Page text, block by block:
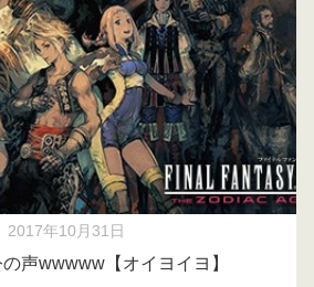
2017年10月31日
声wwwww【オイヨイヨ】